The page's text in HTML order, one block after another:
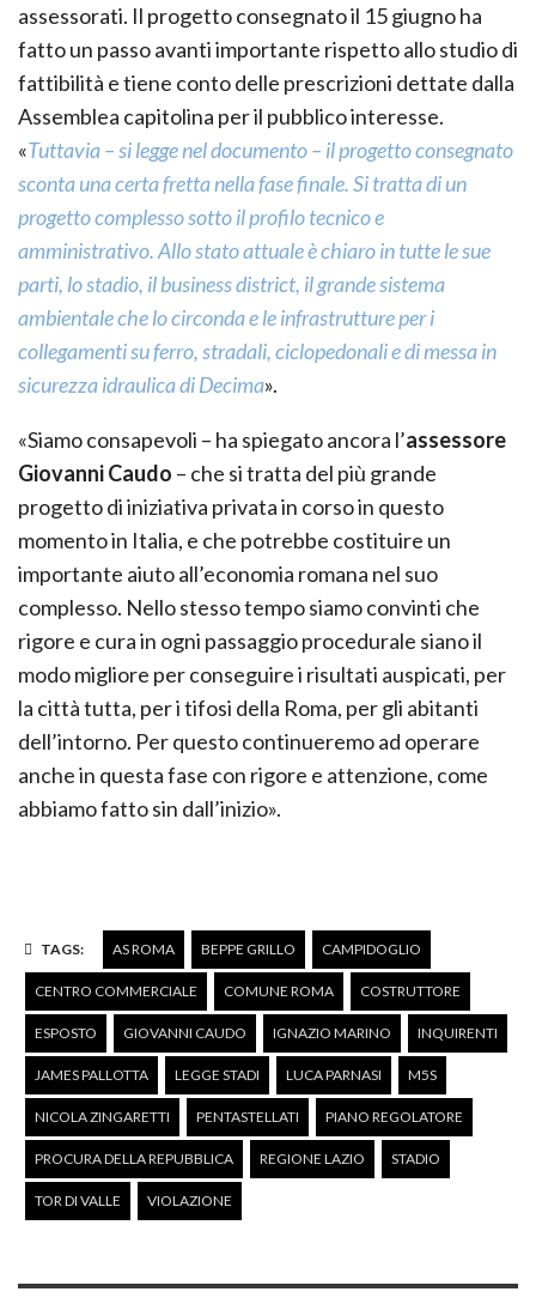
assessorati. Il progetto consegnato il 15 giugno ha
fatto un passo avanti importante rispetto allo studio di
fattibilità e tiene conto delle prescrizioni dettate dalla
Assemblea capitolina per il pubblico interesse.
«Tuttavia – si legge nel documento – il progetto consegnato
sconta una certa fretta nella fase finale. Si tratta di un
progetto complesso sotto il profilo tecnico e
amministrativo. Allo stato attuale è chiaro in tutte le sue
parti, lo stadio, il business district, il grande sistema
ambientale che lo circonda e le infrastrutture per i
collegamenti su ferro, stradali, ciclopedonali e di messa in
sicurezza idraulica di Decima».
«Siamo consapevoli – ha spiegato ancora l’assessore
Giovanni Caudo – che si tratta del più grande
progetto di iniziativa privata in corso in questo
momento in Italia, e che potrebbe costituire un
importante aiuto all’economia romana nel suo
complesso. Nello stesso tempo siamo convinti che
rigore e cura in ogni passaggio procedurale siano il
modo migliore per conseguire i risultati auspicati, per
la città tutta, per i tifosi della Roma, per gli abitanti
dell’intorno. Per questo continueremo ad operare
anche in questa fase con rigore e attenzione, come
abbiamo fatto sin dall’inizio».
TAGS: AS ROMA BEPPE GRILLO CAMPIDOGLIO
CENTRO COMMERCIALE COMUNE ROMA COSTRUTTORE
ESPOSTO GIOVANNI CAUDO IGNAZIO MARINO INQUIRENTI
JAMES PALLOTTA LEGGE STADI LUCA PARNASI M5S
NICOLA ZINGARETTI PENTASTELLATI PIANO REGOLATORE
PROCURA DELLA REPUBBLICA REGIONE LAZIO STADIO
TOR DI VALLE VIOLAZIONE